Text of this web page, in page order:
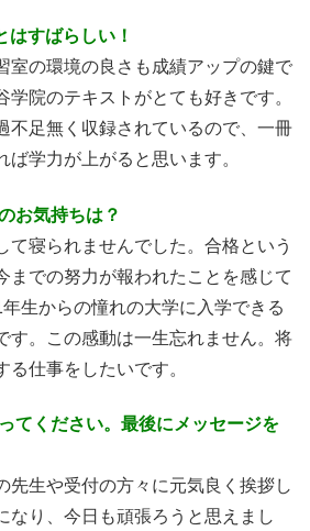
すばらしい！
室の環境の良さも成績アップの鍵で
学院のテキストがとても好きです。
不足無く収録されているので、一冊
学力が上がると思います。
お気持ちは？
て寝られませんでした。合格という
までの努力が報われたことを感じて
生からの憧れの大学に入学できる
す。この感動は一生忘れません。将
仕事をしたいです。
てください。最後にメッセージを
先生や受付の方々に元気良く挨拶し
なり、今日も頑張ろうと思えまし